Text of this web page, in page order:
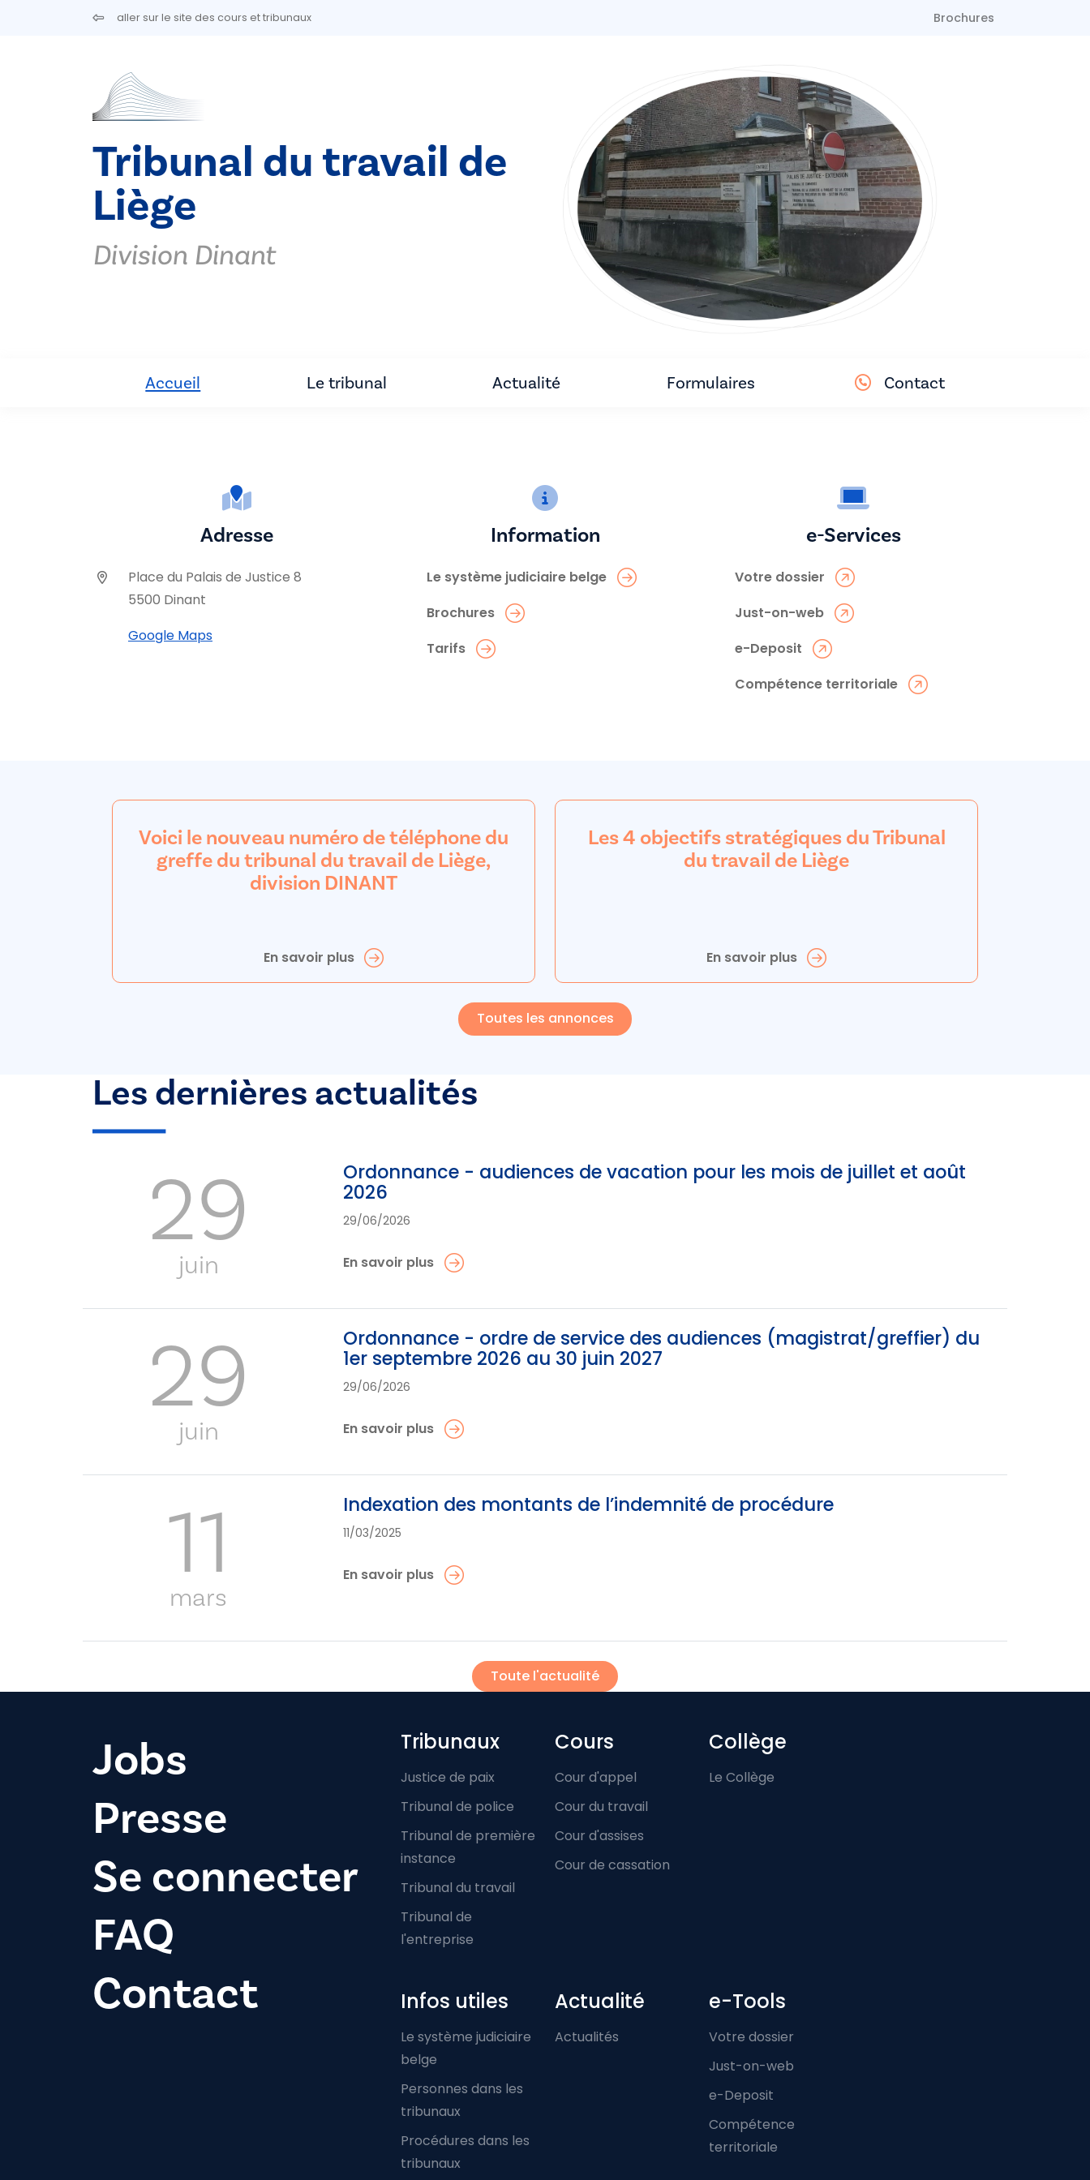
Aller au contenu principalaller sur le site des cours et tribunaux Brochures
Tribunal du travail de
Liège
Division Dinant
Accueil Le tribunal Actualité Formulaires Contact
Adresse
Place du Palais de Justice 8
5500 Dinant
Google Maps
Information
Le système judiciaire belge
Brochures
Tarifs
e-Services
Votre dossier
Just-on-web
e-Deposit
Compétence territoriale
Voici le nouveau numéro de téléphone du
greffe du tribunal du travail de Liège,
division DINANT
En savoir plus
Les 4 objectifs stratégiques du Tribunal
du travail de Liège
En savoir plus
Toutes les annonces
Les dernières actualités
29
juin
Ordonnance - audiences de vacation pour les mois de juillet et août
2026
29/06/2026
En savoir plus
29
juin
Ordonnance - ordre de service des audiences (magistrat/greffier) du
1er septembre 2026 au 30 juin 2027
29/06/2026
En savoir plus
11
mars
Indexation des montants de l’indemnité de procédure
11/03/2025
En savoir plus
Toute l'actualité
Jobs
Presse
Se connecter
FAQ
Contact
Footer-menu
Tribunaux
Justice de paix
Tribunal de police
Tribunal de première
instance
Tribunal du travail
Tribunal de
l'entreprise
Cours
Cour d'appel
Cour du travail
Cour d'assises
Cour de cassation
Collège
Le Collège
Infos utiles
Le système judiciaire
belge
Personnes dans les
tribunaux
Procédures dans les
tribunaux
Actualité
Actualités
e-Tools
Votre dossier
Just-on-web
e-Deposit
Compétence
territoriale